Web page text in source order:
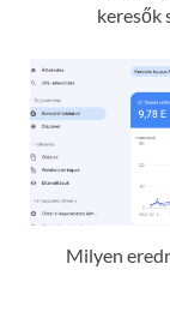
keresők
Milyen